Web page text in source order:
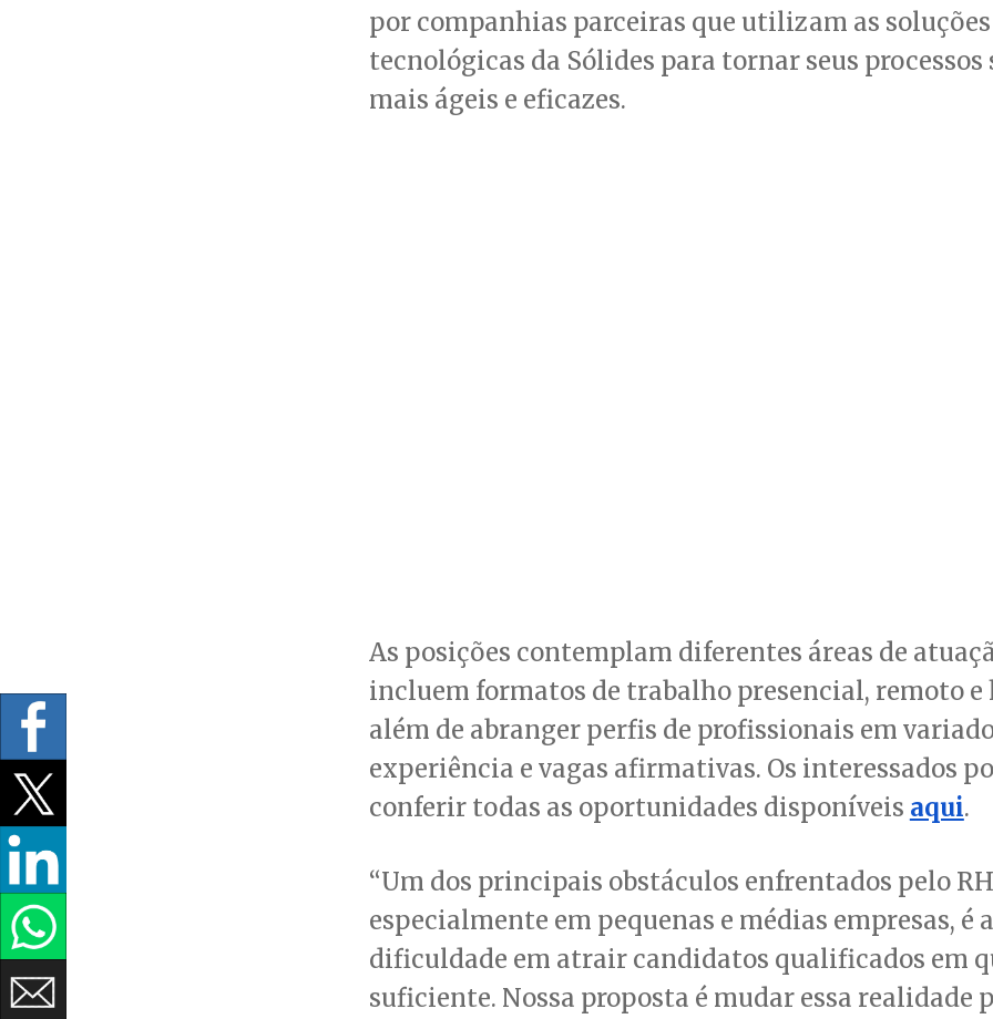
por companhias parceiras que utilizam as soluções
tecnológicas da Sólides para tornar seus processos
mais ágeis e eficazes.
As posições contemplam diferentes áreas de
incluem formatos de trabalho presencial, remoto e
além de abranger perfis de profissionais em
experiência e vagas afirmativas. Os interessados
conferir todas as oportunidades disponíveis aqui.
“Um dos principais obstáculos enfrentados pelo
especialmente em pequenas e médias empresas, é a
dificuldade em atrair candidatos qualificados em
suficiente. Nossa proposta é mudar essa realidade